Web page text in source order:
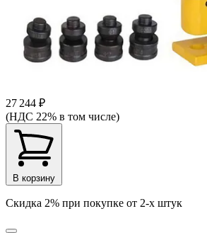
27 244 ₽
(НДС 22% в том числе)
В корзину
Скидка 2% при покупке от 2-х штук